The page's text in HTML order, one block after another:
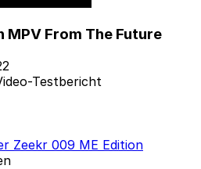
MPV From The Future
Testbericht
Zeekr 009 ME Edition